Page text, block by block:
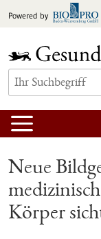
Inhalt
Powered by
Neue
Körper